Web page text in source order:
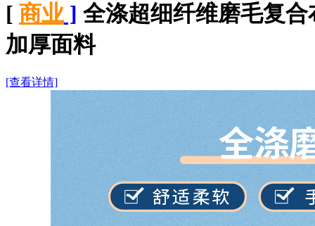
[ 商业 ] 全涤超细纤维磨毛复
加厚面料
[查看详情]